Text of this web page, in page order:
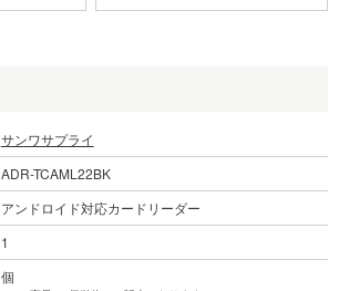
サンワサプライ
ADR-TCAML22BK
アンドロイド対応カードリーダー
1
個